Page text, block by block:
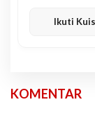
Ikuti
KOMENTAR